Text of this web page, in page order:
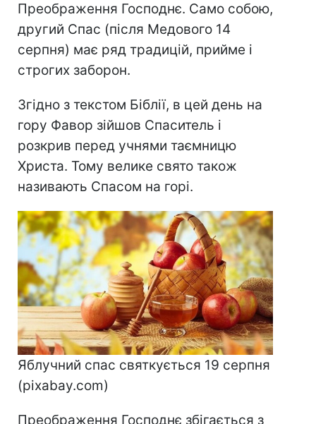
Преображення Господнє. Само собою,
другий Спас (після Медового 14
серпня) має ряд традицій, прийме і
строгих заборон.
Згідно з текстом Біблії, в цей день на
гору Фавор зійшов Спаситель і
розкрив перед учнями таємницю
Христа. Тому велике свято також
називають Спасом на горі.
Яблучний спас святкується 19 серпня
(pixabay.com)
Преображення Господнє збігається з